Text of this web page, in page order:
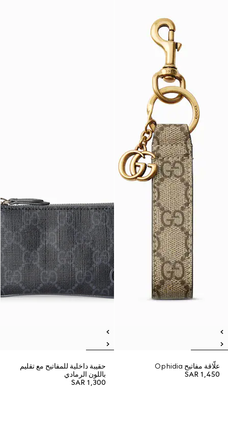
علّاقة مفاتيح Ophidia
SAR 1,450
حقيبة داخلية للمفاتيح مع تقليم
باللون الرمادي
SAR 1,300